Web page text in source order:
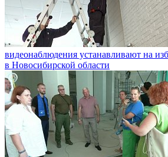
видеонаблюдения устанавливают на
в Новосибирской области